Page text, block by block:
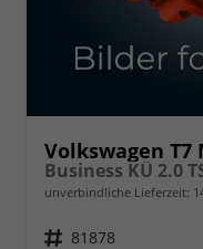
Volkswagen
Business KÜ 2.0
unverbindliche Lieferzeit:
Fahrzeugnr. 81878